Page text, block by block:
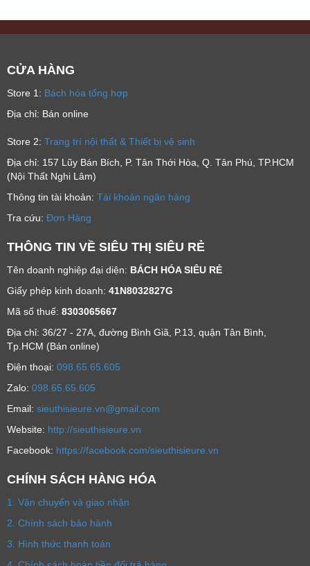
CỬA HÀNG
Store 1: Bách hóa tổng hợp
Địa chỉ: Bán online
Store 2: Trang trí nội thất & Thiết bị vệ sinh
Địa chỉ: 157 Lũy Bán Bích, P. Tân Thới Hòa, Q. Tân Phú, TP.HCM
(Nội Thất Nghi Lâm)
Thông tin tài khoản: Tài khoản ngân hàng
Tra cứu: Đơn Hàng
THÔNG TIN VỀ SIÊU THỊ SIÊU RẺ
Tên doanh nghiệp đại diện: BÁCH HÓA SIÊU RẺ
Giấy phép kinh doanh: 41N8032827G
Mã số thuế: 8303065667
Địa chỉ: 36/27 - 27A, đường Bình Giã, P.13, quận Tân Bình,
Tp.HCM (Bán online)
Ðiện thoại: 098.65.65.605
Zalo: 098.65.65.605
Email: sieuthisieure.vn@gmail.com
Website: http://sieuthisieure.vn
Facebook: https://facebook.com/sieuthisieure.vn
CHÍNH SÁCH HÀNG HÓA
1. Vận chuyển và giao nhận
2. Chính sách bảo hành
3. Hình thức thanh toán